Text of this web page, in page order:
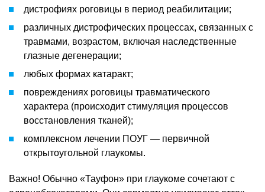
дистрофиях роговицы в период реабилитации;
различных дистрофических процессах, связанных с
травмами, возрастом, включая наследственные
глазные дегенерации;
любых формах катаракт;
повреждениях роговицы травматического
характера (происходит стимуляция процессов
восстановления тканей);
комплексном лечении ПОУГ — первичной
открытоугольной глаукомы.
Важно! Обычно «Тауфон» при глаукоме сочетают с